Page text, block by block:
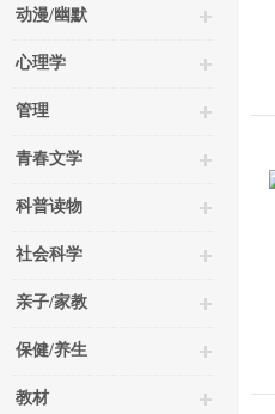
动漫/幽默
心理学
管理
青春文学
科普读物
社会科学
亲子/家教
保健/养生
教材